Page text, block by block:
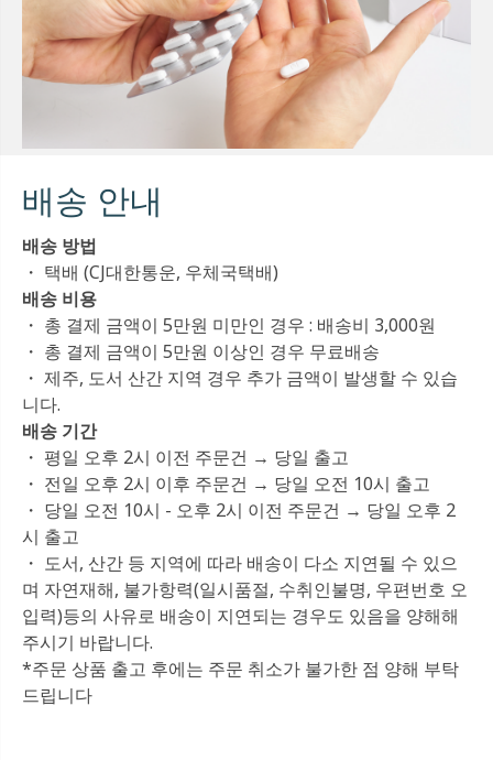
배송 안내
배송 방법
・ 택배 (CJ대한통운, 우체국택배)
배송 비용
・ 총 결제 금액이 5만원 미만인 경우 : 배송비 3,000원
・ 총 결제 금액이 5만원 이상인 경우 무료배송
・ 제주, 도서 산간 지역 경우 추가 금액이 발생할 수 있습
니다.
배송 기간
・ 평일 오후 2시 이전 주문건 → 당일 출고
・ 전일 오후 2시 이후 주문건 → 당일 오전 10시 출고
・ 당일 오전 10시 - 오후 2시 이전 주문건 → 당일 오후 2
시 출고
・ 도서, 산간 등 지역에 따라 배송이 다소 지연될 수 있으
며 자연재해, 불가항력(일시품절, 수취인불명, 우편번호 오
입력)등의 사유로 배송이 지연되는 경우도 있음을 양해해
주시기 바랍니다.
*주문 상품 출고 후에는 주문 취소가 불가한 점 양해 부탁
드립니다